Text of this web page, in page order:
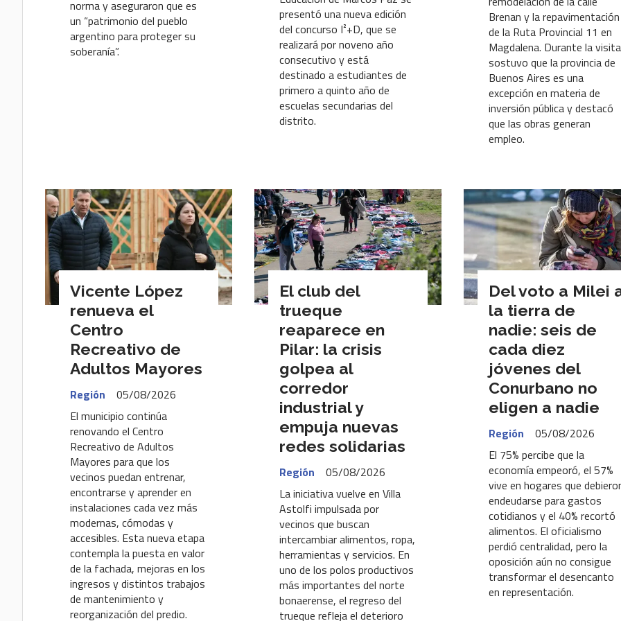
norma y aseguraron que es
un “patrimonio del pueblo
argentino para proteger su
soberanía”.
presentó una nueva edición
del concurso I²+D, que se
realizará por noveno año
consecutivo y está
destinado a estudiantes de
primero a quinto año de
escuelas secundarias del
distrito.
Brenan y la repavimentación
de la Ruta Provincial 11 en
Magdalena. Durante la
sostuvo que la provincia de
Buenos Aires es una
excepción en materia de
inversión pública y destacó
que las obras generan
empleo.
Vicente López
renueva el
Centro
Recreativo de
Adultos Mayores
Región
05/08/2026
El municipio continúa
renovando el Centro
Recreativo de Adultos
Mayores para que los
vecinos puedan entrenar,
encontrarse y aprender en
instalaciones cada vez más
modernas, cómodas y
accesibles. Esta nueva etapa
contempla la puesta en valor
de la fachada, mejoras en los
ingresos y distintos trabajos
de mantenimiento y
reorganización del predio.
El club del
trueque
reaparece en
Pilar: la crisis
golpea al
corredor
industrial y
empuja nuevas
redes solidarias
Región
05/08/2026
La iniciativa vuelve en Villa
Astolfi impulsada por
vecinos que buscan
intercambiar alimentos, ropa,
herramientas y servicios. En
uno de los polos productivos
más importantes del norte
bonaerense, el regreso del
trueque refleja el deterioro
Del voto a Milei
la tierra de
nadie: seis de
cada diez
jóvenes del
Conurbano no
eligen a nadie
Región
05/08/2026
El 75% percibe que la
economía empeoró, el 57%
vive en hogares que
endeudarse para gastos
cotidianos y el 40% recortó
alimentos. El oficialismo
perdió centralidad, pero la
oposición aún no consigue
transformar el desencanto
en representación.